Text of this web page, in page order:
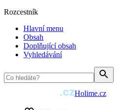
Rozcestník
Hlavní menu
Obsah
Doplňující obsah
Vyhledávání
Holime.cz